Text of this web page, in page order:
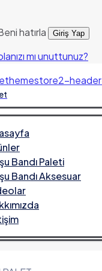
hatırla Giriş Yap
mı unuttunuz?
Bandı Paleti
Bandı Aksesuar